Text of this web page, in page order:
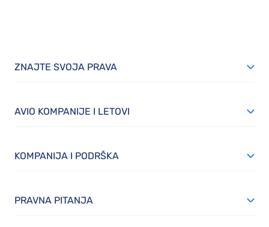
ZNAJTE SVOJA PRAVA
AVIO KOMPANIJE I LETOVI
KOMPANIJA I PODRŠKA
PRAVNA PITANJA